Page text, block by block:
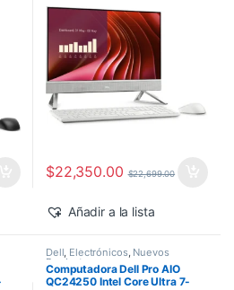
$22,350.00 $22,699.00
Añadir a la lista
Dell, Electrónicos, Nuevos
Productos
Computadora Dell Pro AIO
QC24250 Intel Core Ultra 7-